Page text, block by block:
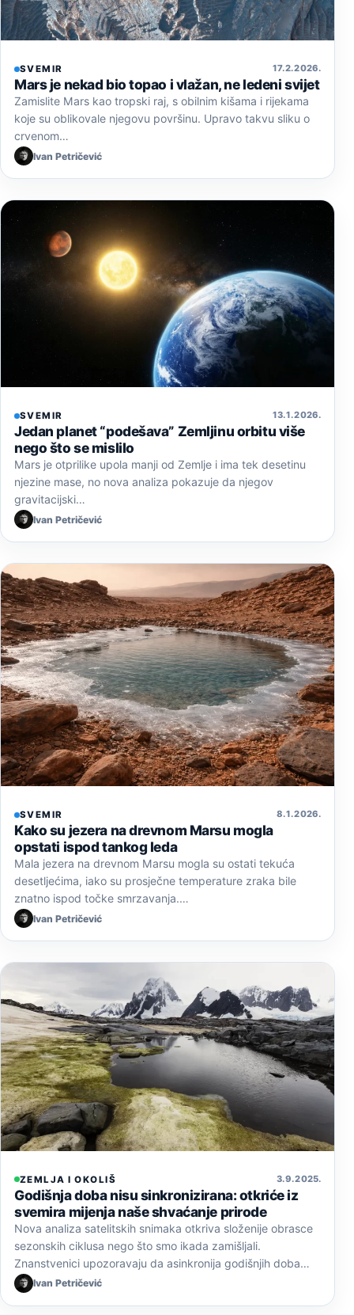
SVEMIR 17. 2. 2026.
Mars je nekad bio topao i vlažan, ne ledeni svijet
Zamislite Mars kao tropski raj, s obilnim kišama i rijekama
koje su oblikovale njegovu površinu. Upravo takvu sliku o
crvenom…
Ivan Petričević
SVEMIR 13. 1. 2026.
Jedan planet “podešava” Zemljinu orbitu više
nego što se mislilo
Mars je otprilike upola manji od Zemlje i ima tek desetinu
njezine mase, no nova analiza pokazuje da njegov
gravitacijski…
Ivan Petričević
SVEMIR 8. 1. 2026.
Kako su jezera na drevnom Marsu mogla
opstati ispod tankog leda
Mala jezera na drevnom Marsu mogla su ostati tekuća
desetljećima, iako su prosječne temperature zraka bile
znatno ispod točke smrzavanja.…
Ivan Petričević
ZEMLJA I OKOLIŠ 3. 9. 2025.
Godišnja doba nisu sinkronizirana: otkriće iz
svemira mijenja naše shvaćanje prirode
Nova analiza satelitskih snimaka otkriva složenije obrasce
sezonskih ciklusa nego što smo ikada zamišljali.
Znanstvenici upozoravaju da asinkronija godišnjih doba…
Ivan Petričević